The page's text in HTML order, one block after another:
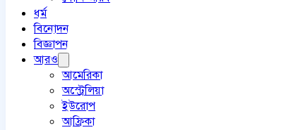
ধর্ম
বিনোদন
বিজ্ঞাপন
আরও
আমেরিকা
অস্ট্রেলিয়া
ইউরোপ
আফ্রিকা